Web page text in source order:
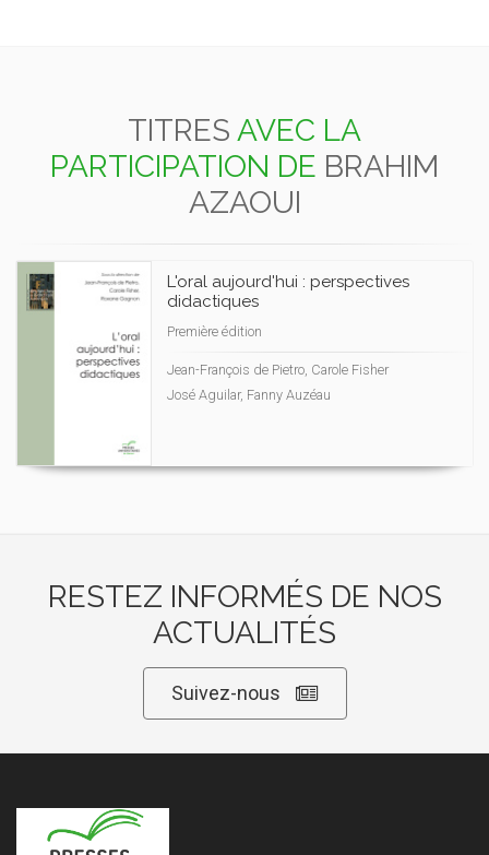
TITRES AVEC LA
PARTICIPATION DE BRAHIM
AZAOUI
L'oral aujourd'hui : perspectives
didactiques
Première édition
Jean-François de Pietro, Carole Fisher
José Aguilar, Fanny Auzéau
RESTEZ INFORMÉS DE NOS
ACTUALITÉS
Suivez-nous